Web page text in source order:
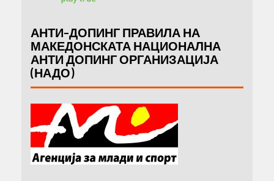
АНТИ-ДОПИНГ ПРАВИЛА НА
МАКЕДОНСКАТА НАЦИОНАЛНА
АНТИ ДОПИНГ ОРГАНИЗАЦИЈА
(НАДО)